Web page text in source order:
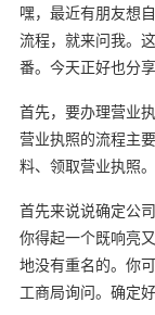
嘿，最近有朋友想
流程，就来问我。
番。今天正好也分
首先，要办理营业
营业执照的流程主
料、领取营业执照
首先来说说确定公
你得起一个既响亮
地没有重名的。你
工商局询问。确定